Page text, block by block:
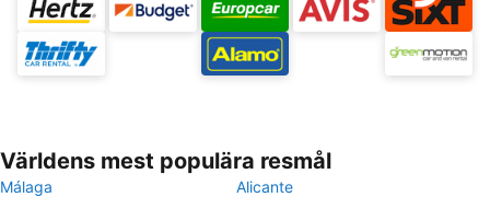
Världens mest populära resmål
Málaga
Alicante